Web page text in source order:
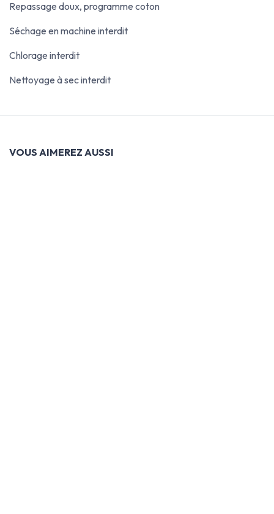
Repassage doux, programme coton
Séchage en machine interdit
Chlorage interdit
Nettoyage à sec interdit
VOUS AIMEREZ AUSSI